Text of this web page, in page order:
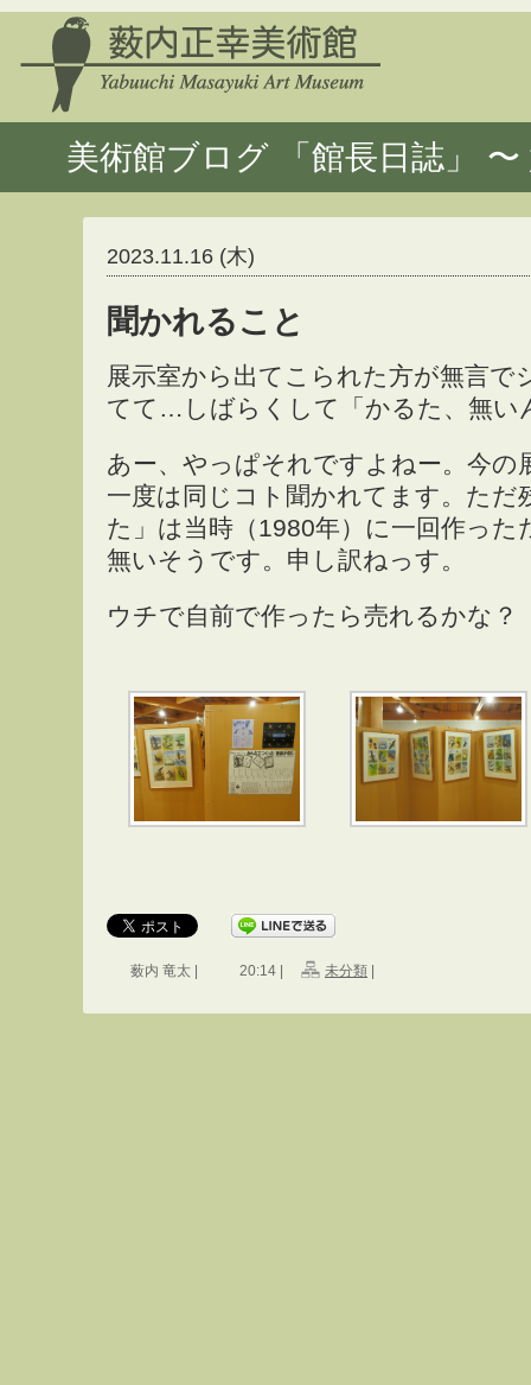
美術館ブログ 「館長日誌」
2023.11.16 (木)
聞かれること
展示室から出てこられた方が無言で
てて…しばらくして「かるた、無い
あー、やっぱそれですよねー。今の
一度は同じコト聞かれてます。ただ
た」は当時（1980年）に一回作っ
無いそうです。申し訳ねっす。
ウチで自前で作ったら売れるかな？
薮内 竜太 | 20:14 | 未分類